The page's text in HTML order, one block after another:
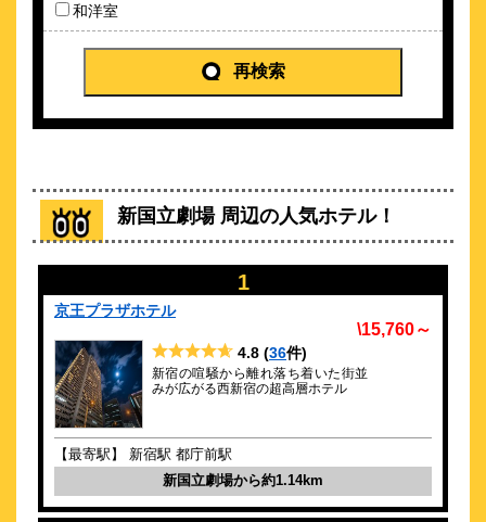
京王プレッソイン新宿
\4,743～
4.0点 (50件)
館）
\6,450～
クチコミ4.2点 (58件)
駅＆空港から好アクセス★朝食クチコミ4.5◎自慢の和洋ビュッ
フェ
約 0.76 km
ＭＩＭＡＲＵ(ミマル)東京 新宿ＷＥＳ
Ｔ
クチコミ-点 (1件)
全室キッチン・ダイニング付☆長期やご家族でのご利用にも便
和洋室
再検索
新国立劇場 周辺の人気ホテル！
1
京王プラザホテル
\15,760～
4.8 (36件)
新宿の喧騒から離れ落ち着いた街並
みが広がる西新宿の超高層ホテル
【最寄駅】 新宿駅 都庁前駅
新国立劇場から約1.14km